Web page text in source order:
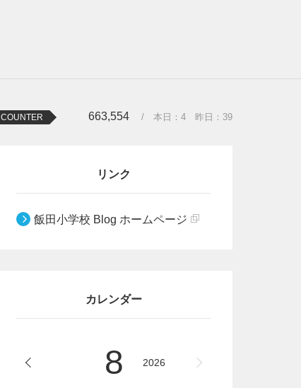
COUNTER 663,554 / 本日： 4 昨日： 39
リンク
飯田小学校 Blog ホームページ
カレンダー
8 2026